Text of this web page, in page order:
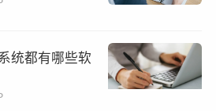
统都有哪些软